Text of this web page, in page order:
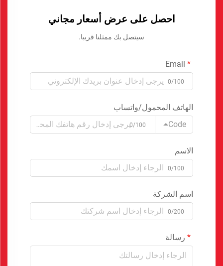
احصل على عرض أسعار مجاني
سيتصل بك ممثلنا قريبا.
0/100
الهاتف المحمول/واتساب
Code
0/100
الاسم
0/100
اسم الشركة
0/200
رسالة